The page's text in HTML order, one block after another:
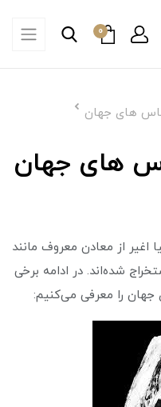
0
های جهان
های جهان
از معادن معروف مانند
شده‌اند. در ادامه برخی
جهان را معرفی می‌کنیم: